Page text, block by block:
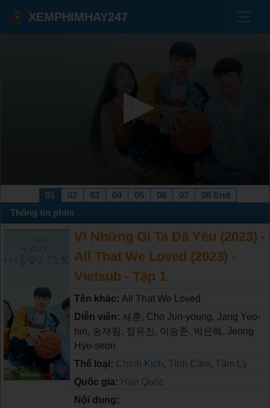
XEMPHIMHAY247
01 02 03 04 05 06 07
08 End
Thông tin phim
Vì Những Gì Ta Đã Yêu (2023) -
All That We Loved (2023) -
Vietsub - Tập 1
Tên khác: All That We Loved
Diễn viên: 세훈, Cho Jun-young, Jang Yeo-
bin, 송재림, 정유진, 이승준, 박은혜, Jeong
Hye-seon
Thể loại: Chính Kịch, Tình Cảm, Tâm Lý
Quốc gia: Hàn Quốc
Nội dung: